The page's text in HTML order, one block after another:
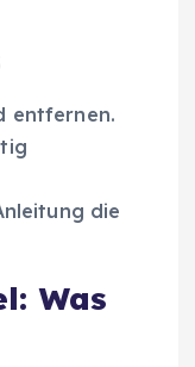
entfernen.
die
Was